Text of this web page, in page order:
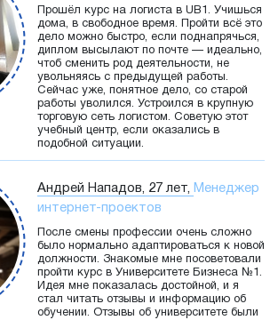
Прошёл курс на логиста в UB1. Учишься
дома, в свободное время. Пройти всё это
дело можно быстро, если поднапрячься,
диплом высылают по почте — идеально,
чтоб сменить род деятельности, не
увольняясь с предыдущей работы.
Сейчас уже, понятное дело, со старой
работы уволился. Устроился в крупную
торговую сеть логистом. Советую этот
учебный центр, если оказались в
подобной ситуации.
Андрей Нападов, 27 лет, Менеджер
интернет-проектов
После смены профессии очень сложно
было нормально адаптироваться к новой
должности. Знакомые мне посоветовали
пройти курс в Университете Бизнеса №1.
Идея мне показалась достойной, и я
стал читать отзывы и информацию об
обучении. Отзывы об университете были